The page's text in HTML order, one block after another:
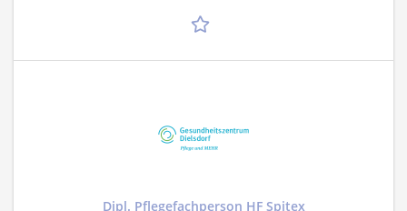
Dipl. Pflegefachperson HF Spitex